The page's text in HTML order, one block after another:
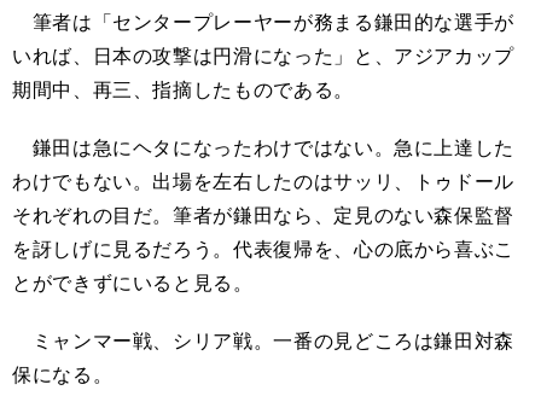
筆者は「センタープレーヤーが務まる鎌田的な選手が
いれば、日本の攻撃は円滑になった」と、アジアカップ
期間中、再三、指摘したものである。
鎌田は急にヘタになったわけではない。急に上達した
わけでもない。出場を左右したのはサッリ、トゥドール
それぞれの目だ。筆者が鎌田なら、定見のない森保監督
を訝しげに見るだろう。代表復帰を、心の底から喜ぶこ
とができずにいると見る。
ミャンマー戦、シリア戦。一番の見どころは鎌田対森
保になる。